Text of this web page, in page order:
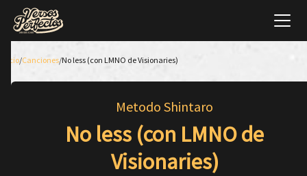
Inicio/Canciones/No less (con LMNO de Visionaries)
Metodo Shintaro
No less (con LMNO de
Visionaries)